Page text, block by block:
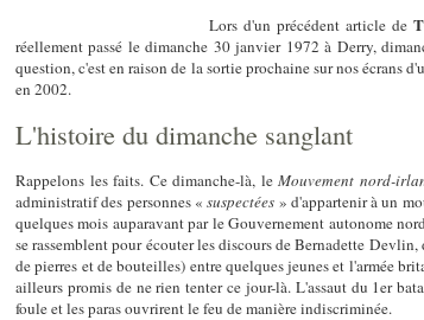
Lors d'un précédent article de
réellement passé le dimanche 30 janvier 1972 à Derry,
question, c'est en raison de la sortie prochaine sur nos
en 2002.
L'histoire du dimanche sanglant
Rappelons les faits. Ce dimanche-là, leMouvement nord-
administratif des personnes «suspectées » d'appartenir à un
quelques mois auparavant par le Gouvernement autonome
se rassemblent pour écouter les discours de Bernadette
de pierres et de bouteilles) entre quelques jeunes et l'armée
ailleurs promis de ne rien tenter ce jour-là. L'assaut du 1er
foule et les paras ouvrirent le feu de manière indiscriminée.